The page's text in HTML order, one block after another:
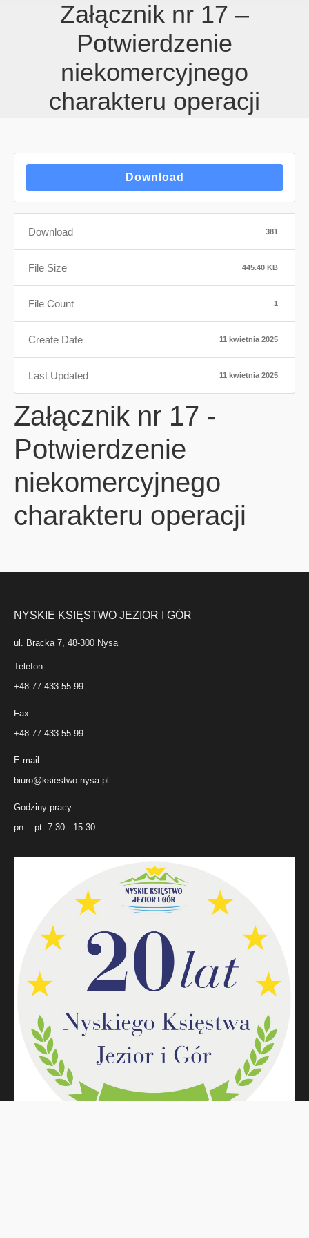
Załącznik nr 17 –
Potwierdzenie
niekomercyjnego
charakteru operacji
Download
Download 381
File Size 445.40 KB
File Count 1
Create Date 11 kwietnia 2025
Last Updated 11 kwietnia 2025
Załącznik nr 17 -
Potwierdzenie
niekomercyjnego
charakteru operacji
NYSKIE KSIĘSTWO JEZIOR I GÓR
ul. Bracka 7, 48-300 Nysa
Telefon:
+48 77 433 55 99
Fax:
+48 77 433 55 99
E-mail:
biuro@ksiestwo.nysa.pl
Godziny pracy:
pn. - pt. 7.30 - 15.30